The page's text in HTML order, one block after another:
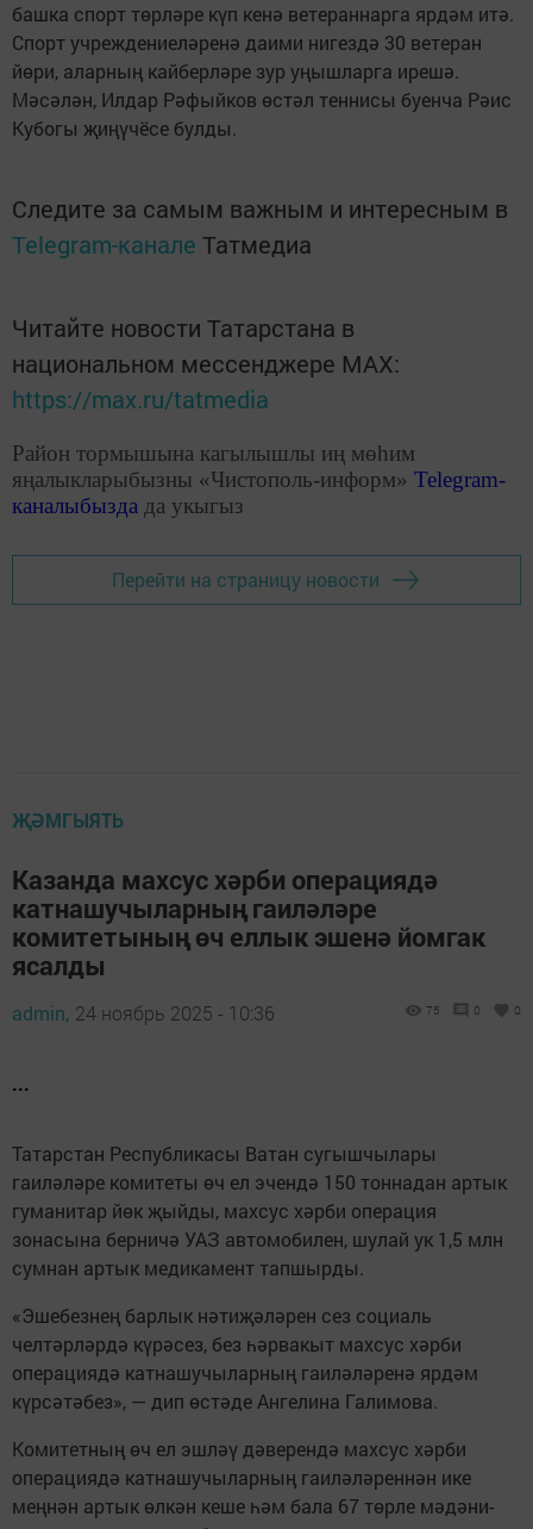
башка спорт төрләре күп кенә ветераннарга ярдәм итә.
Спорт учреждениеләренә даими нигездә 30 ветеран
йөри, аларның кайберләре зур уңышларга ирешә.
Мәсәлән, Илдар Рәфыйков өстәл теннисы буенча Рәис
Кубогы җиңүчёсе булды.
Следите за самым важным и интересным в
Telegram-канале Татмедиа
Читайте новости Татарстана в
национальном мессенджере MАХ:
https://max.ru/tatmedia
Район тормышына кагылышлы иң мөһим
яңалыкларыбызны «Чистополь-информ» Telegram-
каналыбызда да укыгыз
Перейти на страницу новости
ҖӘМГЫЯТЬ
Казанда махсус хәрби операциядә
катнашучыларның гаиләләре
комитетының өч еллык эшенә йомгак
ясалды
admin, 24 ноябрь 2025 - 10:36 75 0 0
...
Татарстан Республикасы Ватан сугышчылары
гаиләләре комитеты өч ел эчендә 150 тоннадан артык
гуманитар йөк җыйды, махсус хәрби операция
зонасына берничә УАЗ автомобилен, шулай ук 1,5 млн
сумнан артык медикамент тапшырды.
«Эшебезнең барлык нәтиҗәләрен сез социаль
челтәрләрдә күрәсез, без һәрвакыт махсус хәрби
операциядә катнашучыларның гаиләләренә ярдәм
күрсәтәбез», — дип өстәде Ангелина Галимова.
Комитетның өч ел эшләү дәверендә махсус хәрби
операциядә катнашучыларның гаиләләреннән ике
меңнән артык өлкән кеше һәм бала 67 төрле мәдәни-